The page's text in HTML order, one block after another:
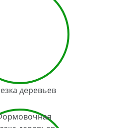
деревьев